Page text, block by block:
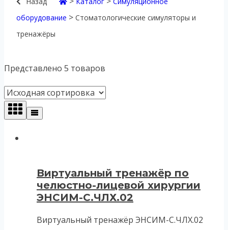
оборудование > Стоматологические симуляторы и
тренажёры
Представлено 5 товаров
Виртуальный тренажёр по
челюстно-лицевой хирургии
ЭНСИМ-С.ЧЛХ.02
Виртуальный тренажёр ЭНСИМ-С.ЧЛХ.02